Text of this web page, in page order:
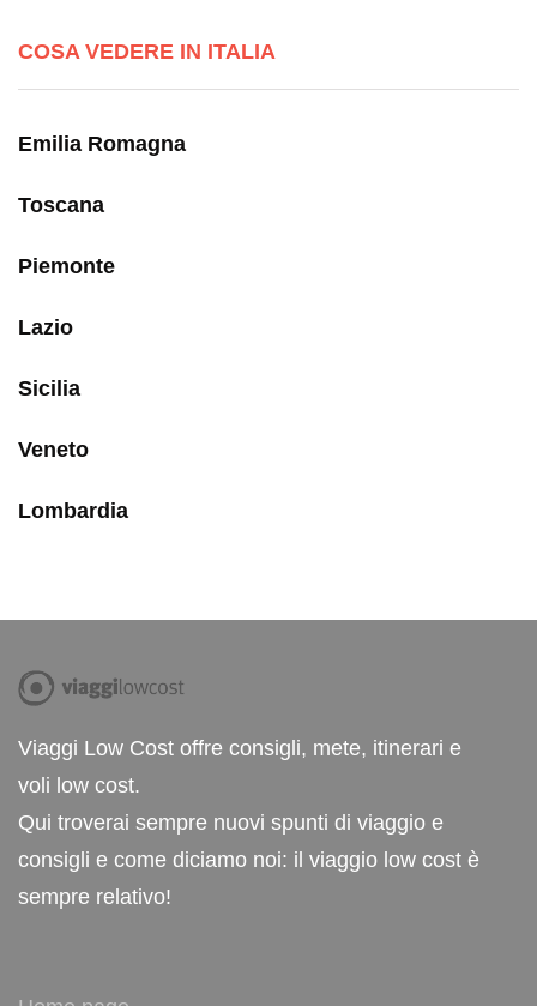
COSA VEDERE IN ITALIA
Emilia Romagna
Toscana
Piemonte
Lazio
Sicilia
Veneto
Lombardia
Viaggi Low Cost offre consigli, mete, itinerari e
voli low cost.
Qui troverai sempre nuovi spunti di viaggio e
consigli e come diciamo noi: il viaggio low cost è
sempre relativo!